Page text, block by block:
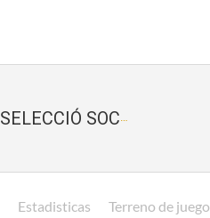
SELECCIÓ SOCCER TEAM (Benjamín) 2019
Estadisticas Terreno de juego